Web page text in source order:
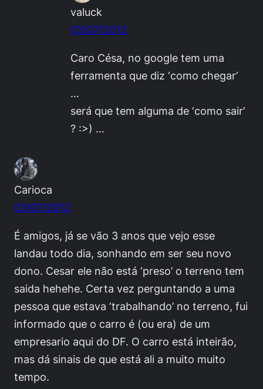
valuck
03/07/2012
Caro Césa, no google tem uma
ferramenta que diz ‘como chegar’
…
será que tem alguma de ‘como sair’
? :>) …
Carioca
03/07/2012
É amigos, já se vão 3 anos que vejo esse
landau todo dia, sonhando em ser seu novo
dono. Cesar ele não está ‘preso’ o terreno tem
saida hehehe. Certa vez perguntando a uma
pessoa que estava ‘trabalhando’ no terreno, fui
informado que o carro é (ou era) de um
empresario aqui do DF. O carro está inteirão,
mas dá sinais de que está ali a muito muito
tempo.